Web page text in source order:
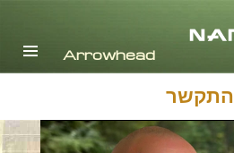
הולנדית
ספרדית, אמריקה הלטינית
צרפתית
התקשר